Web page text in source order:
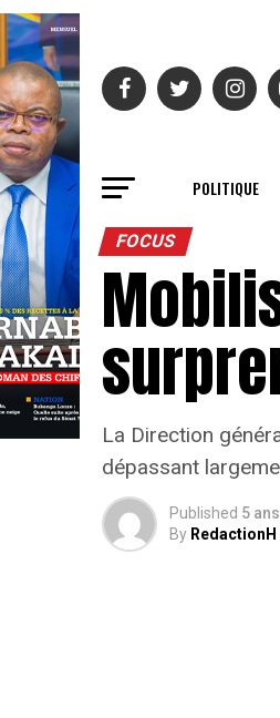
POLITIQUE
FOCUS
La Direction
dépassant
Published 5
By RedactionH